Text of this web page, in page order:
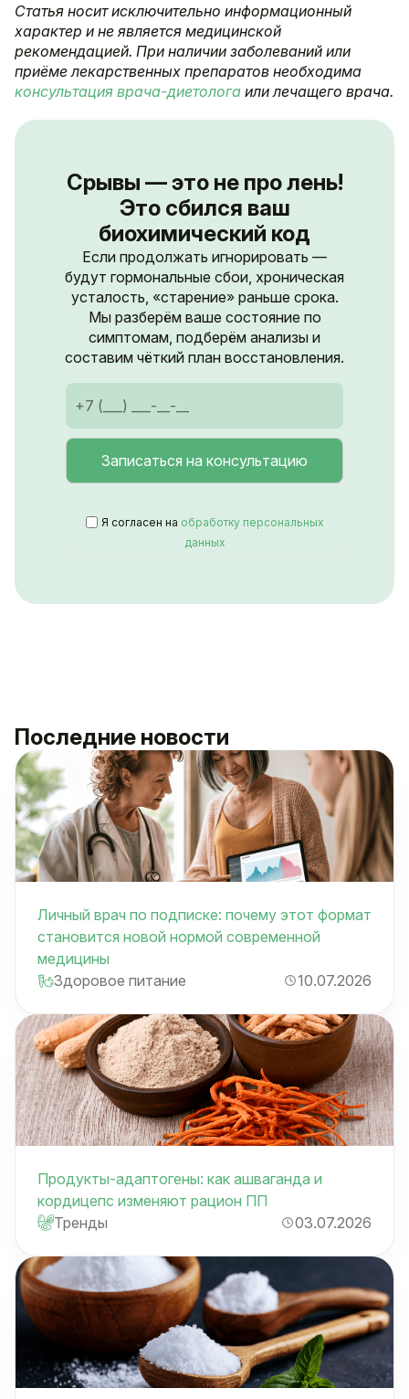
Статья носит исключительно информационный
характер и не является медицинской
рекомендацией. При наличии заболеваний или
приёме лекарственных препаратов необходима
консультация врача-диетолога или лечащего врача.
Срывы — это не про лень!
Это сбился ваш
биохимический код
Если продолжать игнорировать —
будут гормональные сбои, хроническая
усталость, «старение» раньше срока.
Мы разберём ваше состояние по
симптомам, подберём анализы и
составим чёткий план восстановления.
Я согласен на обработку персональных
данных
Последние новости
Личный врач по подписке: почему этот формат
становится новой нормой современной
медицины
Здоровое питание
10.07.2026
Продукты-адаптогены: как ашваганда и
кордицепс изменяют рацион ПП
Тренды
03.07.2026